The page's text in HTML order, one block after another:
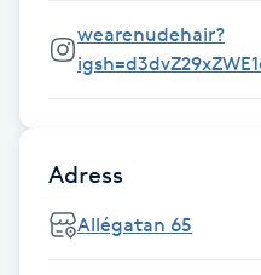
Headspa
Healing
Herrklippning
wearenudehair?
Adress
Allégatan 65